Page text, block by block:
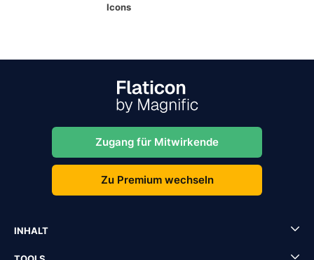
Icons
Zugang für Mitwirkende
Zu Premium wechseln
INHALT